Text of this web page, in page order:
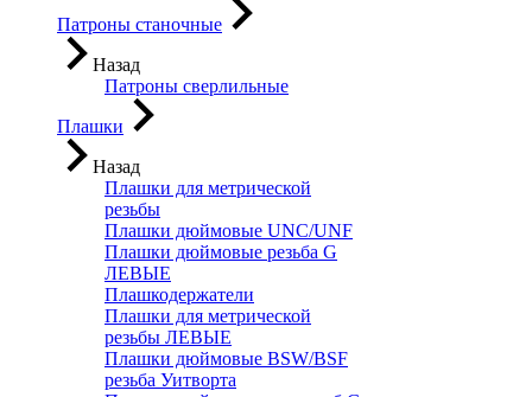
Патроны станочные
Назад
Патроны сверлильные
Плашки
Назад
Плашки для метрической
резьбы
Плашки дюймовые UNC/UNF
Плашки дюймовые резьба G
ЛЕВЫЕ
Плашкодержатели
Плашки для метрической
резьбы ЛЕВЫЕ
Плашки дюймовые BSW/BSF
резьба Уитворта